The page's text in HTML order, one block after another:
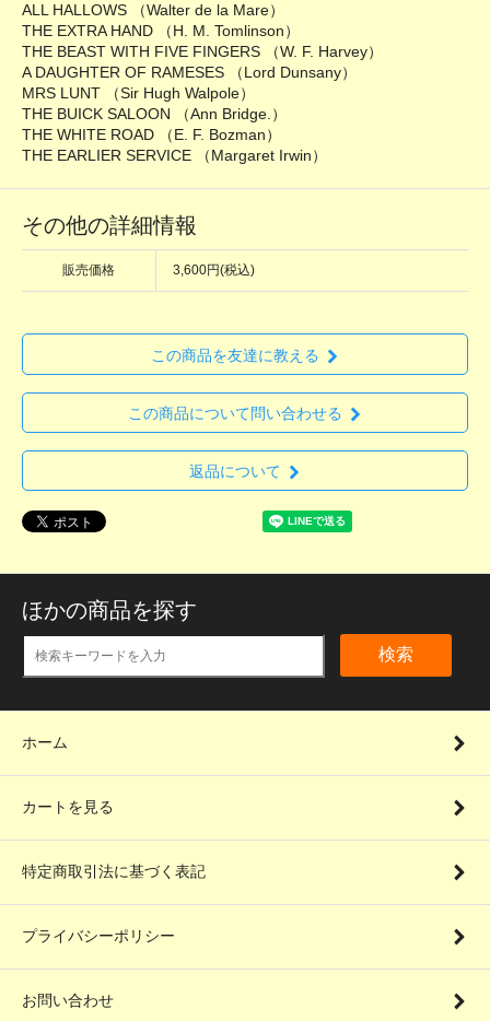
ALL HALLOWS （Walter de la Mare）
THE EXTRA HAND （H. M. Tomlinson）
THE BEAST WITH FIVE FINGERS （W. F. Harvey）
A DAUGHTER OF RAMESES （Lord Dunsany）
MRS LUNT （Sir Hugh Walpole）
THE BUICK SALOON （Ann Bridge.）
THE WHITE ROAD （E. F. Bozman）
THE EARLIER SERVICE （Margaret Irwin）
その他の詳細情報
販売価格 3,600円(税込)
この商品を友達に教える
この商品について問い合わせる
返品について
ほかの商品を探す
検索
ホーム
カートを見る
特定商取引法に基づく表記
プライバシーポリシー
お問い合わせ